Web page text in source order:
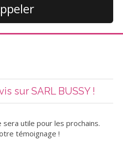
sur SARL BUSSY !
utile pour les prochains.
témoignage !